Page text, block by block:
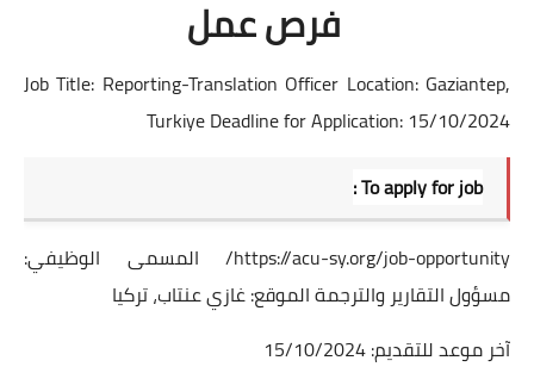
فرص عمل
Job Title: Reporting-Translation Officer Location: Gaziantep,
Turkiye Deadline for Application: 15/10/2024
To apply for job :
https://acu-sy.org/job-opportunity/
المسمى الوظيفي:
مسؤول التقارير والترجمة الموقع: غازي عنتاب، تركيا
آخر موعد للتقديم: 15/10/2024